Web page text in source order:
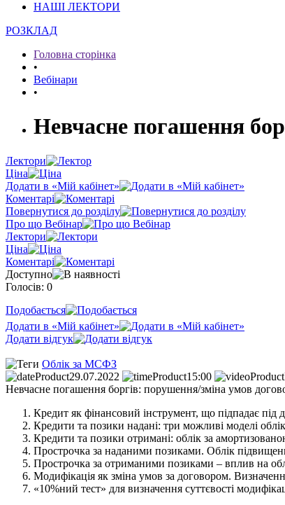
НАШІ ЛЕКТОРИ
РОЗКЛАД
Головна сторінка
•
Вебінари
•
Невчасне погашення
Лектори
Ціна
Додати в «Мій кабінет»
Коментарі
Повернутися до розділу
Про що Вебінар
Лектори
Ціна
Коментарі
Доступно
Голосів: 0
Подобається
Додати в «Мій кабінет»
Додати відгук
Облік за МСФЗ
29.07.2022
15:00
Невчасне погашення боргів: порушення/зміна умов
Кредит як фінансовий інструмент, що підпадає
Кредити та позики надані: три можливі моделі
Кредити та позики отримані: облік за
Прострочка за наданими позиками. Облік
Прострочка за отриманими позиками – вплив на
Модифікація як зміна умов за договором.
«10%ний тест» для визначення суттєвості